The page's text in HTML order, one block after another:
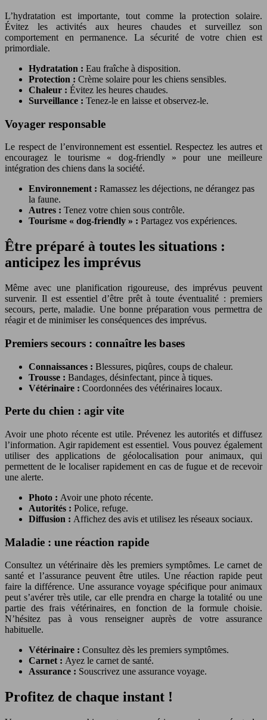
L’hydratation est importante, tout comme la protection solaire.
Évitez les activités aux heures chaudes et surveillez son
comportement en permanence. La sécurité de votre chien est
primordiale.
Hydratation : Eau fraîche à disposition.
Protection : Crème solaire pour les chiens sensibles.
Chaleur : Évitez les heures chaudes.
Surveillance : Tenez-le en laisse et observez-le.
Voyager responsable
Le respect de l’environnement est essentiel. Respectez les autres et
encouragez le tourisme « dog-friendly » pour une meilleure
intégration des chiens dans la société.
Environnement : Ramassez les déjections, ne dérangez pas
la faune.
Autres : Tenez votre chien sous contrôle.
Tourisme « dog-friendly » : Partagez vos expériences.
Être préparé à toutes les situations :
anticipez les imprévus
Même avec une planification rigoureuse, des imprévus peuvent
survenir. Il est essentiel d’être prêt à toute éventualité : premiers
secours, perte, maladie. Une bonne préparation vous permettra de
réagir et de minimiser les conséquences des imprévus.
Premiers secours : connaître les bases
Connaissances : Blessures, piqûres, coups de chaleur.
Trousse : Bandages, désinfectant, pince à tiques.
Vétérinaire : Coordonnées des vétérinaires locaux.
Perte du chien : agir vite
Avoir une photo récente est utile. Prévenez les autorités et diffusez
l’information. Agir rapidement est essentiel. Vous pouvez également
utiliser des applications de géolocalisation pour animaux, qui
permettent de le localiser rapidement en cas de fugue et de recevoir
une alerte.
Photo : Avoir une photo récente.
Autorités : Police, refuge.
Diffusion : Affichez des avis et utilisez les réseaux sociaux.
Maladie : une réaction rapide
Consultez un vétérinaire dès les premiers symptômes. Le carnet de
santé et l’assurance peuvent être utiles. Une réaction rapide peut
faire la différence. Une assurance voyage spécifique pour animaux
peut s’avérer très utile, car elle prendra en charge la totalité ou une
partie des frais vétérinaires, en fonction de la formule choisie.
N’hésitez pas à vous renseigner auprès de votre assurance
habituelle.
Vétérinaire : Consultez dès les premiers symptômes.
Carnet : Ayez le carnet de santé.
Assurance : Souscrivez une assurance voyage.
Profitez de chaque instant !